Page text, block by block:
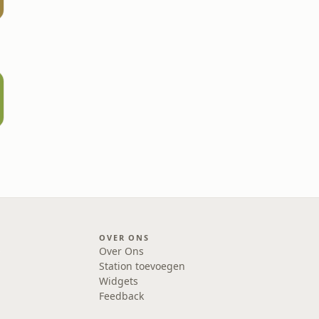
OVER ONS
Over Ons
Station toevoegen
Widgets
Feedback